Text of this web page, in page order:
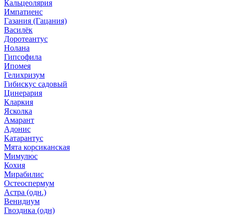
Кальцеолярия
Импатиенс
Газания (Гацания)
Василёк
Доротеантус
Нолана
Гипсофила
Ипомея
Гелихризум
Гибискус садовый
Цинерария
Кларкия
Ясколка
Амарант
Адонис
Катарантус
Мята корсиканская
Мимулюс
Кохия
Мирабилис
Остеоспермум
Астра (одн.)
Венидиум
Гвоздика (одн)